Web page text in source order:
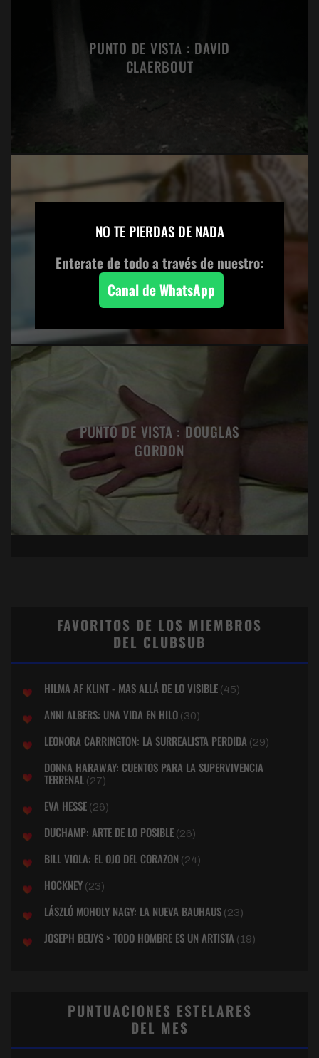
PUNTO DE VISTA : DAVID
CLAERBOUT
PUNTO DE VISTA : DOUGLAS
GORDON
FAVORITOS DE LOS MIEMBROS
DEL CLUBSUB
HILMA AF KLINT - MAS ALLÁ DE LO VISIBLE (45)
ANNI ALBERS: UNA VIDA EN HILO (30)
LEONORA CARRINGTON: LA SURREALISTA PERDIDA (29)
DONNA HARAWAY: CUENTOS PARA LA SUPERVIVENCIA
TERRENAL (27)
EVA HESSE (26)
DUCHAMP: ARTE DE LO POSIBLE (26)
BILL VIOLA: EL OJO DEL CORAZON (24)
HOCKNEY (23)
LÁSZLÓ MOHOLY NAGY: LA NUEVA BAUHAUS (23)
JOSEPH BEUYS > TODO HOMBRE ES UN ARTISTA (19)
PUNTUACIONES ESTELARES
DEL MES
NO TE PIERDAS DE NADA
Enterate de todo a través de nuestro:
Canal de WhatsApp